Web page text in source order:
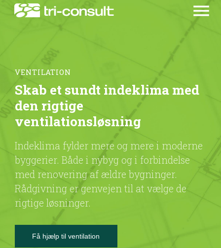
menu
VENTILATION
Skab et sundt indeklima med
den rigtige
ventilationsløsning
Indeklima fylder mere og mere i moderne
byggerier. Både i nybyg og i forbindelse
med renovering af ældre bygninger.
Rådgivning er genvejen til at vælge de
rigtige løsninger.
Få hjælp til ventilation